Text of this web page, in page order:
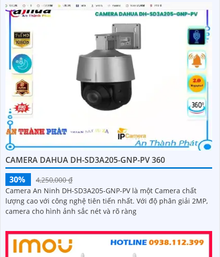
CAMERA DAHUA DH-SD3A205-GNP-PV 360
30%
4,250,000 ₫
Camera An Ninh DH-SD3A205-GNP-PV là một Camera chất
lượng cao với công nghệ tiên tiến nhất. Với độ phân giải 2MP,
camera cho hình ảnh sắc nét và rõ ràng